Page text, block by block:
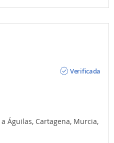
Verificada
Águilas, Cartagena, Murcia,